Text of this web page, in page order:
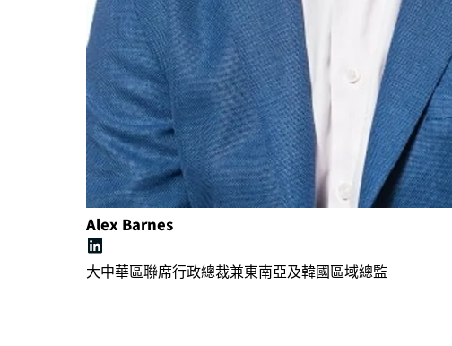
Alex Barnes
大中華區聯席行政總裁兼東南亞及韓國區域總監